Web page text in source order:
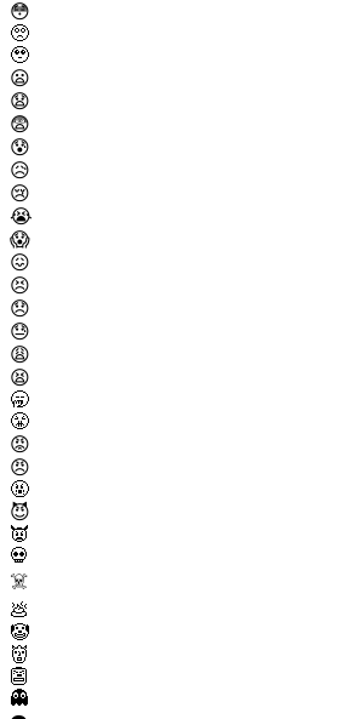
😳
🥺
🥹
😦
😧
😨
😰
😥
😢
😭
😱
😖
😣
😞
😓
😩
😫
🥱
😤
😡
😠
🤬
😈
👿
💀
☠️
💩
🤡
👹
👺
👻